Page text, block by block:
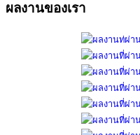
ผลงานของเรา